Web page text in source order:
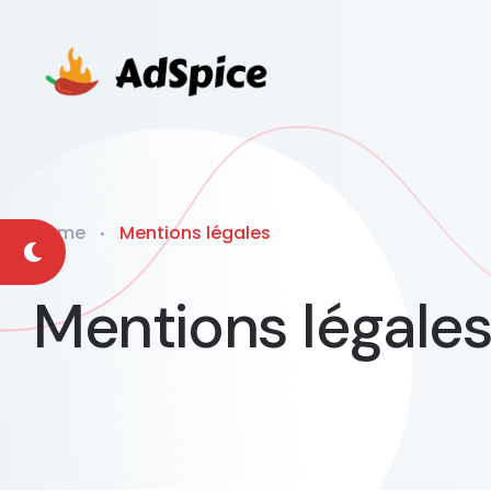
Home Mentions légales
Mentions